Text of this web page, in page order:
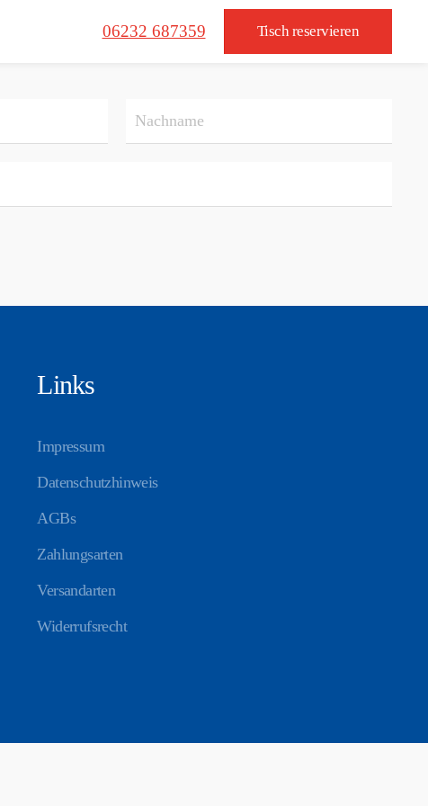
06232 687359 Tisch reservieren
Links
Impressum
Datenschutzhinweis
AGBs
Zahlungsarten
Versandarten
Widerrufsrecht